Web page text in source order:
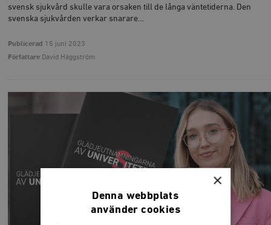
svensk sjukvård skulle vara orsaken till de långa väntetiderna. Den
svenska sjukvården verkar snarare…
Publicerad 15 juni 2023
Författare David Häggström
×
Denna webbplats
använder cookies